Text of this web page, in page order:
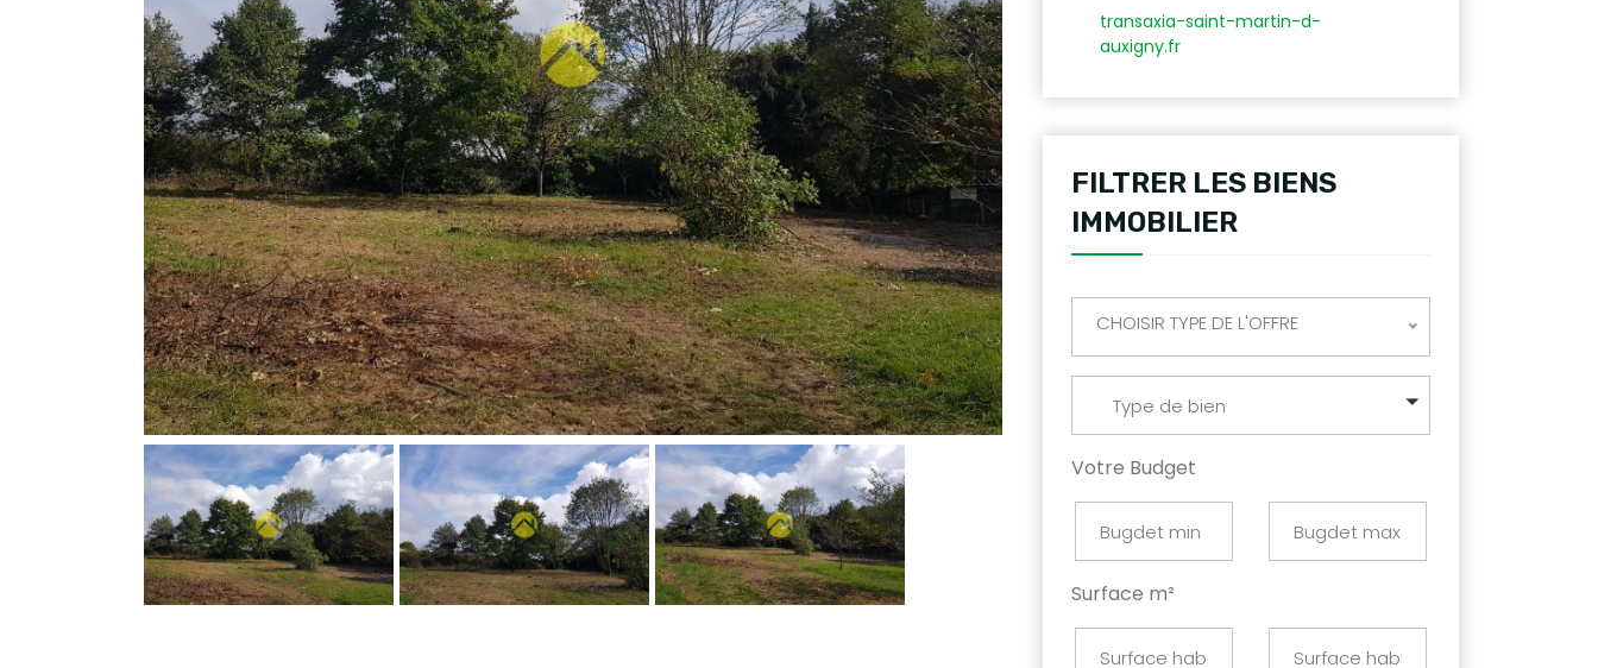
transaxia-saint-martin-d-
auxigny.fr
FILTRER LES BIENS
IMMOBILIER
CHOISIR TYPE DE L'OFFRE
Type de bien
Votre Budget
Surface m²